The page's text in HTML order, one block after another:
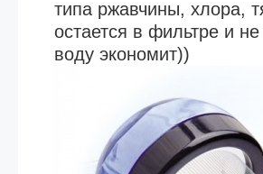
типа ржавчины, хлора,
остается в фильтре и
воду экономит))